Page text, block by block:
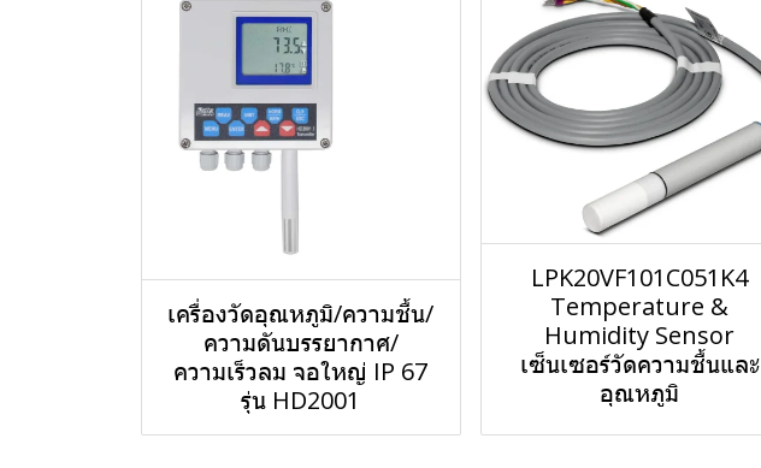
เครื่องวัดอุณหภูมิ/ความชื้น/
ความดันบรรยากาศ/
ความเร็วลม จอใหญ่ IP 67
รุ่น HD2001
LPK20VF101C051K4
Temperature &
Humidity Sensor
เซ็นเซอร์วัดความชื้นและ
อุณหภูมิ